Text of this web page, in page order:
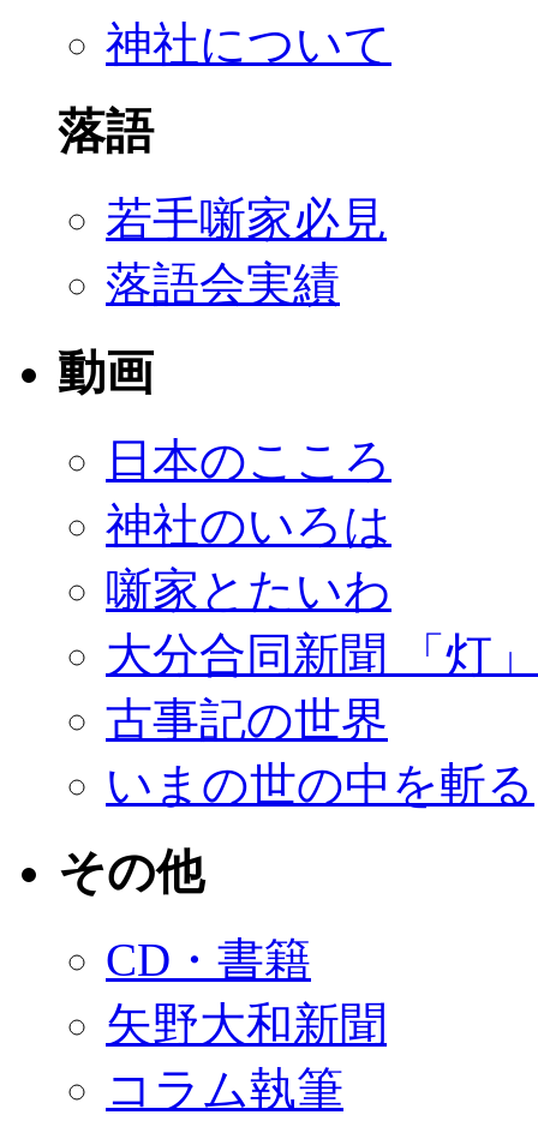
神社について
落語
若手噺家必見
落語会実績
動画
日本のこころ
神社のいろは
噺家とたいわ
大分合同新聞 「灯」
古事記の世界
いまの世の中を斬る
その他
CD・書籍
矢野大和新聞
コラム執筆